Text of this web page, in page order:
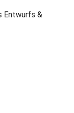
Entwurfs &